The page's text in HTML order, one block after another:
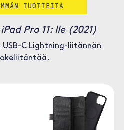
TUOTTEITA
Pro 11: lle (2021)
USB-C Lightning-liitännän